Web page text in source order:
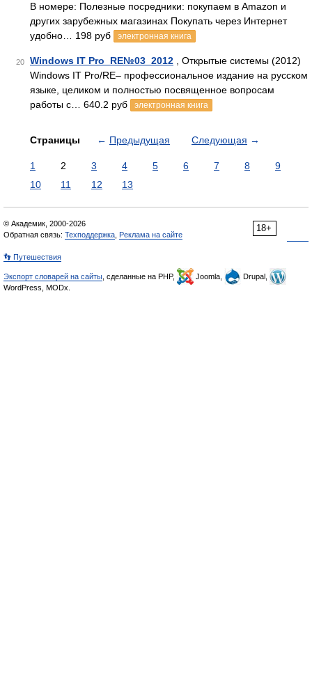
В номере: Полезные посредники: покупаем в Amazon и
других зарубежных магазинах Покупать через Интернет
удобно… 198 руб
электронная книга
20 Windows IT Pro_RE№03_2012 , Открытые системы (2012)
Windows IT Pro/RE– профессиональное издание на русском
языке, целиком и полностью посвященное вопросам
работы с… 640.2 руб
электронная книга
Страницы ← Предыдущая Следующая →
1 2 3 4 5 6 7 8
9
10
11 12 13
18+
© Академик, 2000-2026
Обратная связь: Техподдержка Реклама на сайте
👣 Путешествия
Экспорт словарей на сайты , сделанные на PHP, Joomla,
Drupal,
WordPress, MODx.